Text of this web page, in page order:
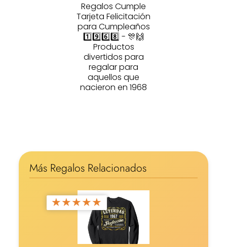
Regalos Cumple
Tarjeta Felicitación
para Cumpleaños
1️⃣9️⃣6️⃣8️⃣ - 🎊🙌
Productos
divertidos para
regalar para
aquellos que
nacieron en 1968
Más Regalos Relacionados
★★★★★